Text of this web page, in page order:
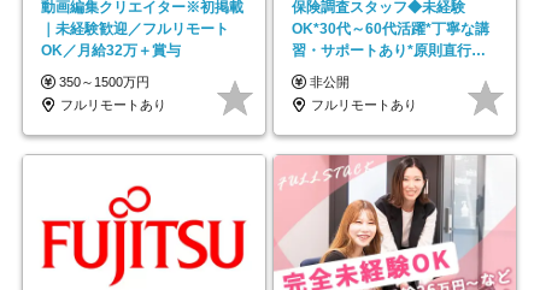
動画編集クリエイター※初掲載
｜未経験歓迎／フルリモート
OK／月給32万＋賞与
350～1500万円
フルリモートあり
保険調査スタッフ◆未経験
OK*30代～60代活躍*丁寧な講
習・サポートあり*原則直行直
帰／全国募集・業務委託
非公開
フルリモートあり